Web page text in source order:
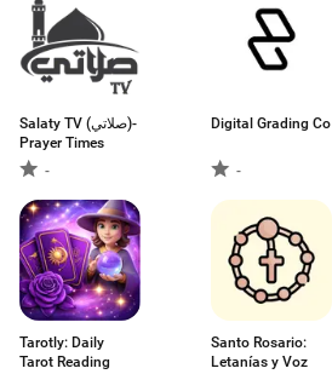
Salaty TV (صلاتي)-
Prayer Times
-
Digital Grading Co
-
Tarotly: Daily
Tarot Reading
Santo Rosario:
Letanías y Voz